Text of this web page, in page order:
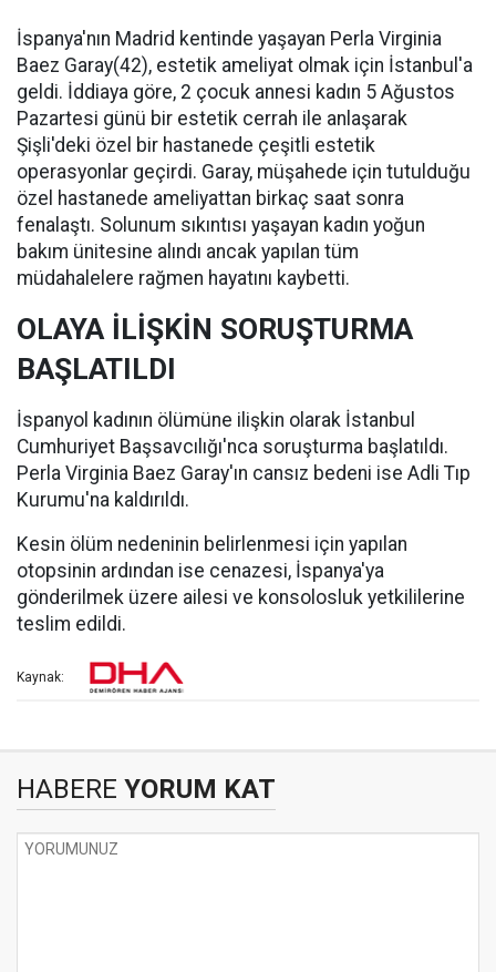
İspanya'nın Madrid kentinde yaşayan Perla Virginia
Baez Garay(42), estetik ameliyat olmak için İstanbul'a
geldi. İddiaya göre, 2 çocuk annesi kadın 5 Ağustos
Pazartesi günü bir estetik cerrah ile anlaşarak
Şişli'deki özel bir hastanede çeşitli estetik
operasyonlar geçirdi. Garay, müşahede için tutulduğu
özel hastanede ameliyattan birkaç saat sonra
fenalaştı. Solunum sıkıntısı yaşayan kadın yoğun
bakım ünitesine alındı ancak yapılan tüm
müdahalelere rağmen hayatını kaybetti.
OLAYA İLİŞKİN SORUŞTURMA
BAŞLATILDI
İspanyol kadının ölümüne ilişkin olarak İstanbul
Cumhuriyet Başsavcılığı'nca soruşturma başlatıldı.
Perla Virginia Baez Garay'ın cansız bedeni ise Adli Tıp
Kurumu'na kaldırıldı.
Kesin ölüm nedeninin belirlenmesi için yapılan
otopsinin ardından ise cenazesi, İspanya'ya
gönderilmek üzere ailesi ve konsolosluk yetkililerine
teslim edildi.
Kaynak:
HABERE YORUM KAT